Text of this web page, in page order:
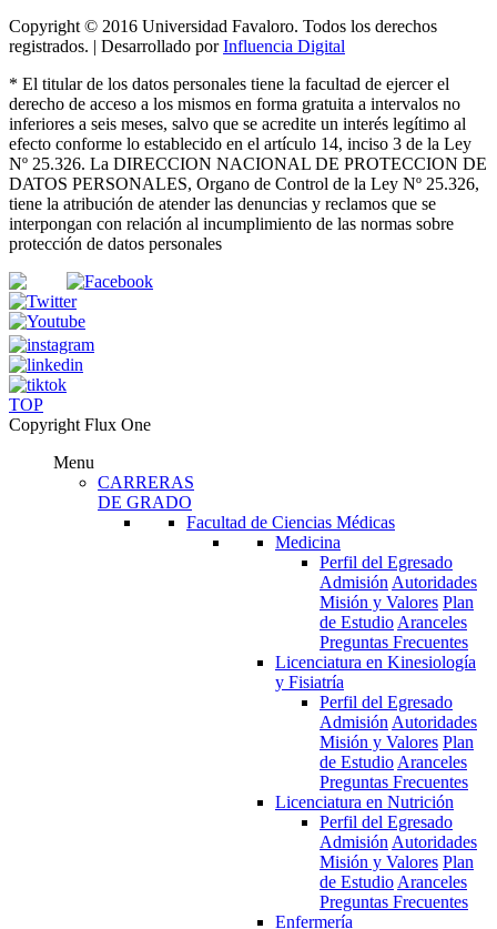
Copyright © 2016 Universidad Favaloro. Todos los derechos
registrados. | Desarrollado porInfluencia Digital
* El titular de los datos personales tiene la facultad de ejercer el
derecho de acceso a los mismos en forma gratuita a intervalos no
inferiores a seis meses, salvo que se acredite un interés legítimo al
efecto conforme lo establecido en el artículo 14, inciso 3 de la Ley
Nº 25.326. La DIRECCION NACIONAL DE PROTECCION DE
DATOS PERSONALES, Organo de Control de la Ley Nº 25.326,
tiene la atribución de atender las denuncias y reclamos que se
interpongan con relación al incumplimiento de las normas sobre
protección de datos personales
TOP
Copyright Flux One
Menu
CARRERAS
DE GRADO
Facultad de Ciencias Médicas
Medicina
Perfil del Egresado
Admisión Autoridades
Misión y Valores Plan
de Estudio Aranceles
Preguntas Frecuentes
Licenciatura en Kinesiología
y Fisiatría
Perfil del Egresado
Admisión Autoridades
Misión y Valores Plan
de Estudio Aranceles
Preguntas Frecuentes
Licenciatura en Nutrición
Perfil del Egresado
Admisión Autoridades
Misión y Valores Plan
de Estudio Aranceles
Preguntas Frecuentes
Enfermería